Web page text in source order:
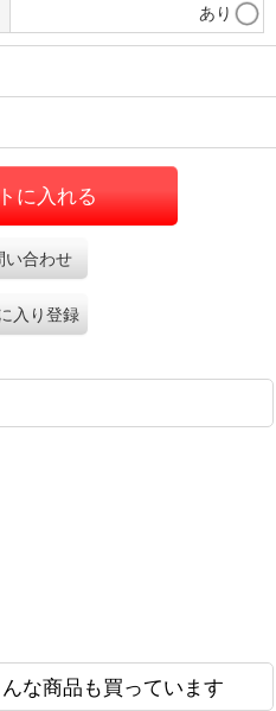
あり
に入れる
い合わせ
入り登録
な商品も買っています